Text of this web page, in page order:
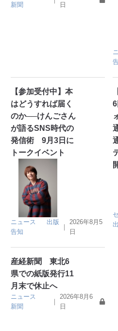
新聞 日
【参加受付中】本
はどうすれば届く
のか──けんごさん
が語るSNS時代の
発信術 9月3日に
トークイベント
ニュース
出版
告知
｜
2026年8月5
日
産経新聞 東北6
県での紙版発行11
月末で休止へ
ニュース
新聞
｜
2026年8月6
日